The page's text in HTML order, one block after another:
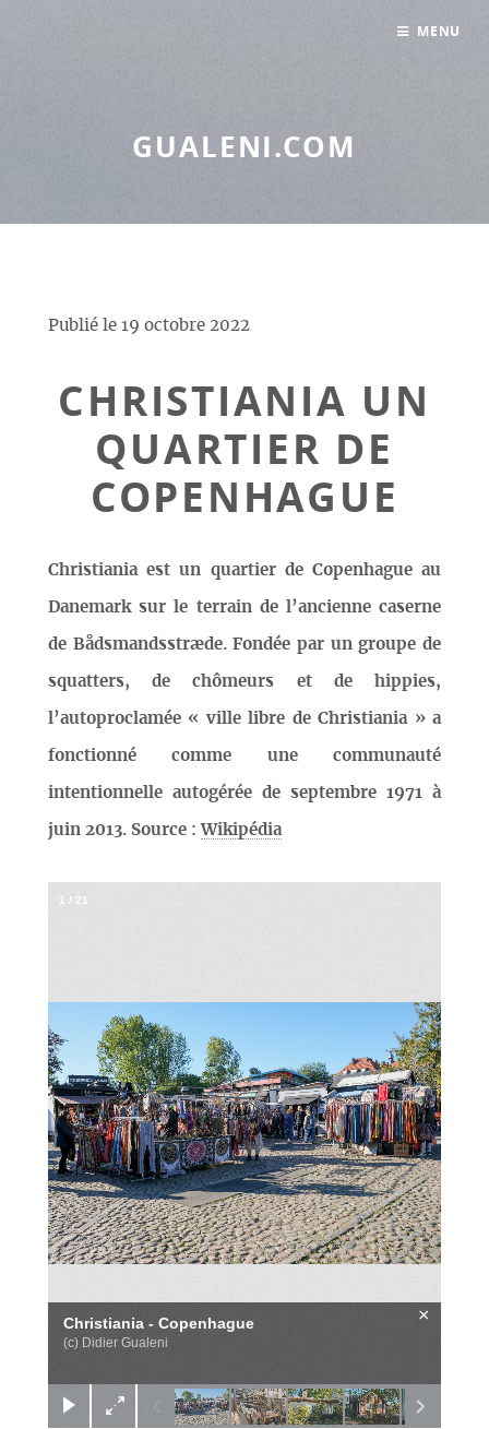
GUALENI.COM
Publié le 19 octobre 2022
CHRISTIANIA UN
QUARTIER DE
COPENHAGUE
Christiania est un quartier de Copenhague au
Danemark sur le terrain de l’ancienne caserne
de Bådsmandsstræde. Fondée par un groupe de
squatters, de chômeurs et de hippies,
l’autoproclamée « ville libre de Christiania » a
fonctionné comme une communauté
intentionnelle autogérée de septembre 1971 à
juin 2013. Source : Wikipédia
Christiania - Copenhague
(c) Didier Gualeni
×
1 / 21
MENU